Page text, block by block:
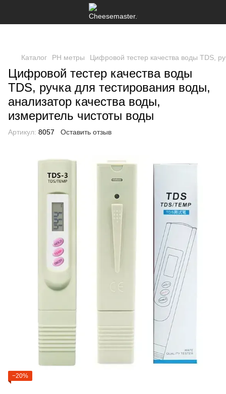
Каталог PH метры Цифровой тестер качества воды TDS,
Цифровой тестер качества воды
TDS, ручка для тестирования воды,
анализатор качества воды,
измеритель чистоты воды
Артикул: 8057 Оставить отзыв
−20%